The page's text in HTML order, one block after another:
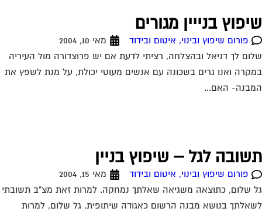
בנייין מגורים
פורום שיפוץ ובינוי, איטום ובידוד
מאי 10, 2004
לך דניאל ובהצלחה, רציתי לדעת אם יש פרוצדורה מול העיריה
ואנו גרים בשכונה עם אנשים מעוטי יכולת, על מנת לשפץ את
האם...
לגל – שיפוץ בניין
פורום שיפוץ ובינוי, איטום ובידוד
מאי 15, 2004
שלום, כתוצאה משגיאה שאלתך נמחקה. למרות זאת מצ"ב תשובתי
בנושא מבנה הרשום כאגודה שיתופית. גל שלום, למרות